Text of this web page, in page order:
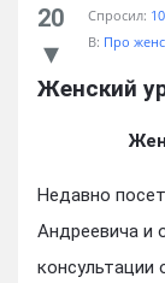
20
Спросил:
В: Про
Женский
Недавно
Андреевича и
консультации